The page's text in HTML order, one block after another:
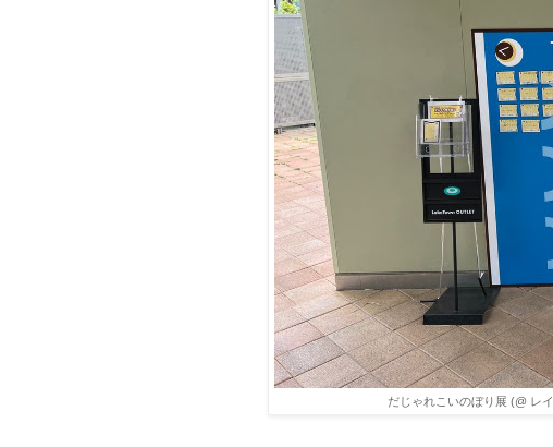
だじゃれこいのぼり展 (@ レ